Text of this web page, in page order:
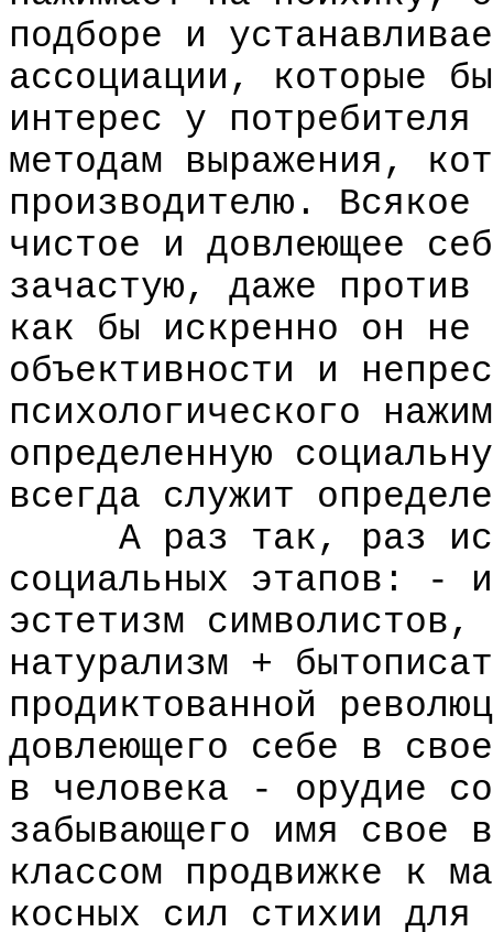
подборе и
ассоциации, которые
интерес у
методам выражения,
производителю.
чистое и довлеющее
зачастую, даже против
как бы искренно он не
объективности и
психологического
определенную
всегда служит
А раз так, раз
социальных этапов: -
эстетизм
натурализм +
продиктованной
довлеющего себе в
в человека - орудие
забывающего имя свое
классом продвижке к
косных сил стихии для